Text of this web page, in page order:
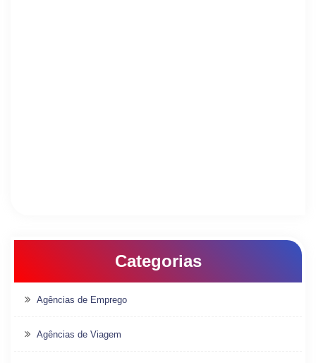
Categorias
Agências de Emprego
Agências de Viagem